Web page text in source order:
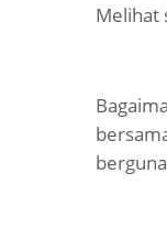
Melihat